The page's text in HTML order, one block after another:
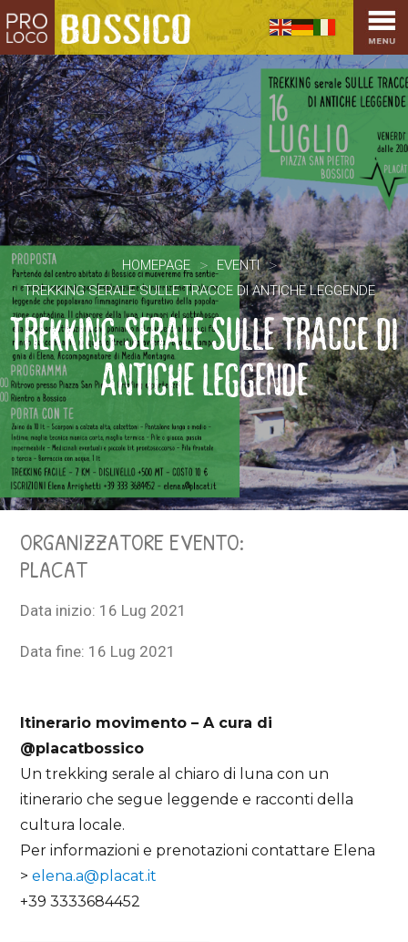
HOME
PRO LOCO
L’ALTOPIANO
EVENTI
PROMOZIONI
ASSOCIAZIONI
SPORT
OSPITALITÀ
SAPORI TIPICI
ARTE E CULTURA
COMMERCIO
DINTORNI
CONTATTI
HOMEPAGE > EVENTI >
TREKKING SERALE SULLE TRACCE DI ANTICHE LEGGENDE
TREKKING SERALE SULLE TRACCE DI
ANTICHE LEGGENDE
ORGANIZZATORE EVENTO:
PLACAT
Data inizio: 16 Lug 2021
Data fine: 16 Lug 2021
Itinerario movimento – A cura di
@placatbossico
Un trekking serale al chiaro di luna con un
itinerario che segue leggende e racconti della
cultura locale.
Per informazioni e prenotazioni contattare Elena
> elena.a@placat.it
+39 3333684452